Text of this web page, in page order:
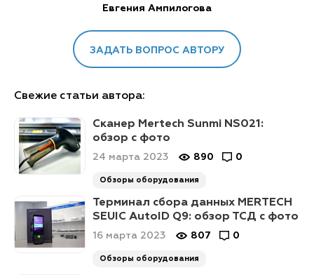
Евгения Ампилогова
ЗАДАТЬ ВОПРОС АВТОРУ
Свежие статьи автора:
Сканер Mertech Sunmi NS021:
обзор с фото
24 марта 2023 890 0
Обзоры оборудования
Терминал сбора данных MERTECH
SEUIC AutoID Q9: обзор ТСД с фото
16 марта 2023 807 0
Обзоры оборудования